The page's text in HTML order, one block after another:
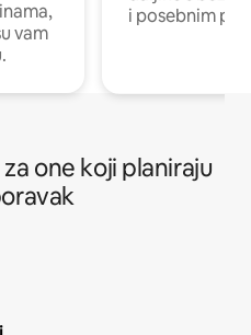
vam
i posebnim
one koji planiraju